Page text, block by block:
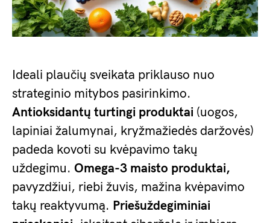
Ideali plaučių sveikata priklauso nuo
strateginio mitybos pasirinkimo.
Antioksidantų turtingi produktai (uogos,
lapiniai žalumynai, kryžmažiedės daržovės)
padeda kovoti su kvėpavimo takų
uždegimu. Omega-3 maisto produktai,
pavyzdžiui, riebi žuvis, mažina kvėpavimo
takų reaktyvumą. Priešuždegiminiai